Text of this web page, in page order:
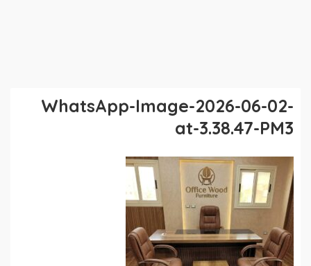
WhatsApp-Image-2026-06-02-
at-3.38.47-PM3